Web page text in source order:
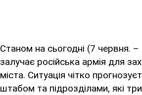
Станом на сьогодні (7 червня. –
залучає російська армія для
міста. Ситуація чітко
штабом та підрозділами, які